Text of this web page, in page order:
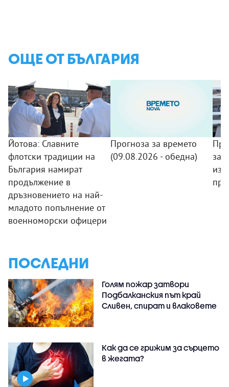
ОЩЕ ОТ БЪЛГАРИЯ
Йотова: Славните
флотски традиции на
България намират
продължение в
дръзновението на най-
младото попълнение от
военноморски офицери
Прогноза за времето
(09.08.2026 - обедна)
ПОСЛЕДНИ
Голям пожар затвори
Подбалканския път край
Сливен, спират и влаковете
Как да се грижим за сърцето
в жегата?